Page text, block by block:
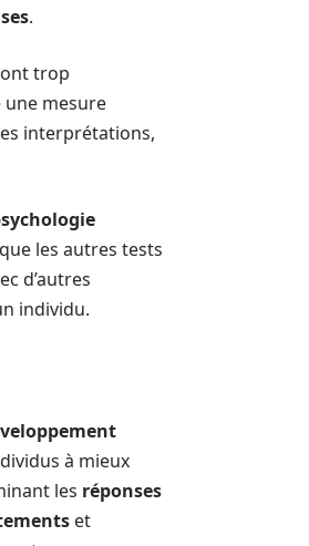
.
trop
une mesure
interprétations,
les autres tests
d’autres
individu.
à mieux
les réponses
et